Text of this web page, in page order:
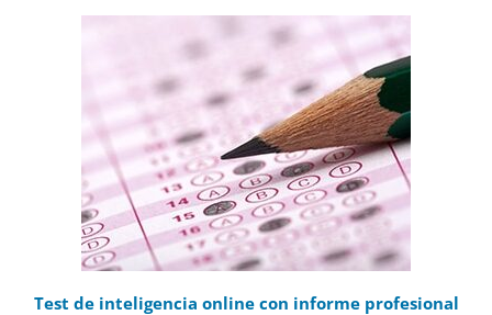
Test de inteligencia online con informe profesional